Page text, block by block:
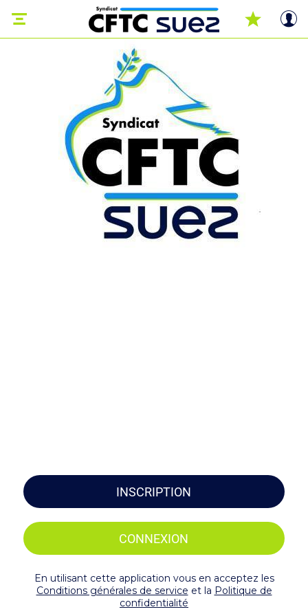
INSCRIPTION
CONNEXION
En utilisant cette application vous en acceptez les
Conditions générales de service et la Politique de
confidentialité